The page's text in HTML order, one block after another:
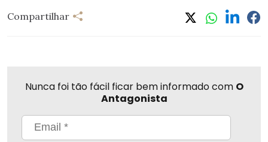
Compartilhar
Nunca foi tão fácil ficar bem informado com O
Antagonista